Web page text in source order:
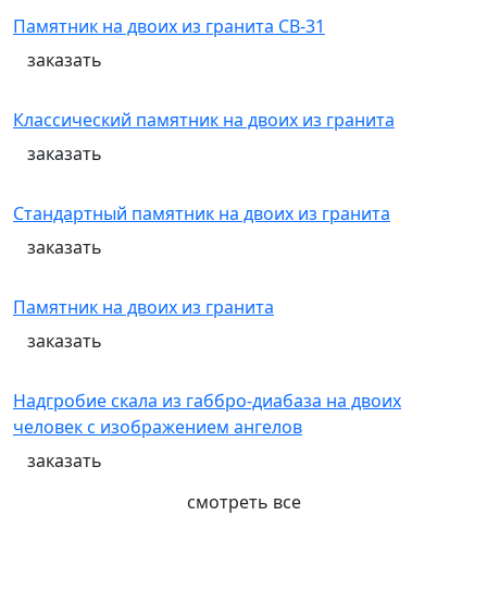
Памятник на двоих из гранита СВ-31
заказать
Классический памятник на двоих из гранита
заказать
Стандартный памятник на двоих из гранита
заказать
Памятник на двоих из гранита
заказать
Надгробие скала из габбро-диабаза на двоих
человек с изображением ангелов
заказать
смотреть все